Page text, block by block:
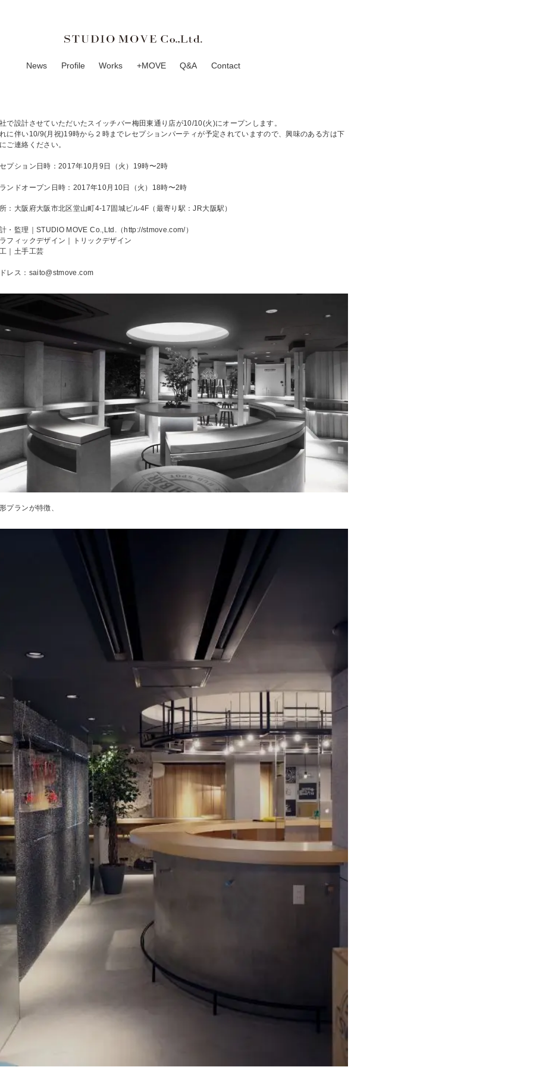
News Profile Works +MOVE Q&A Contact
で設計させていただいたスイッチバー梅田東通り店が10/10(火)にオープンします。
に伴い10/9(月祝)19時から２時までレセプションパーティが予定されていますので、興味のある方は下
ご連絡ください。
プション日時：2017年10月9日（火）19時〜2時
ンドオープン日時：2017年10月10日（火）18時〜2時
：大阪府大阪市北区堂山町4-17固城ビル4F（最寄り駅：JR大阪駅）
・監理｜STUDIO MOVE Co.,Ltd.（ http://stmove.com/）
フィックデザイン｜トリックデザイン
｜土手工芸
レス：saito@stmove.com
プランが特徴、